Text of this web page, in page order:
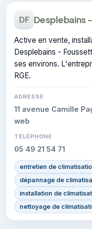
DF Desplebains
Active en vente,
Desplebains -
ses environs.
RGE.
ADRESSE
11 avenue Camille
web
TÉLÉPHONE
05 49 21 54 71
entretien de
dépannage de
installation de
nettoyage de